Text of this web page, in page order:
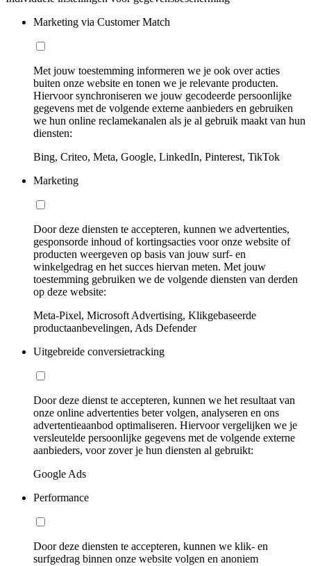
Marketing via Customer Match
Met jouw toestemming informeren we je ook over acties
buiten onze website en tonen we je relevante producten.
Hiervoor synchroniseren we jouw gecodeerde persoonlijke
gegevens met de volgende externe aanbieders en gebruiken
we hun online reclamekanalen als je al gebruik maakt van hun
diensten:
Bing, Criteo, Meta, Google, LinkedIn, Pinterest, TikTok
Marketing
Door deze diensten te accepteren, kunnen we advertenties,
gesponsorde inhoud of kortingsacties voor onze website of
producten weergeven op basis van jouw surf- en
winkelgedrag en het succes hiervan meten. Met jouw
toestemming gebruiken we de volgende diensten van derden
op deze website:
Meta-Pixel, Microsoft Advertising, Klikgebaseerde
productaanbevelingen, Ads Defender
Uitgebreide conversietracking
Door deze dienst te accepteren, kunnen we het resultaat van
onze online advertenties beter volgen, analyseren en ons
advertentieaanbod optimaliseren. Hiervoor vergelijken we je
versleutelde persoonlijke gegevens met de volgende externe
aanbieders, voor zover je hun diensten al gebruikt:
Google Ads
Performance
Door deze diensten te accepteren, kunnen we klik- en
surfgedrag binnen onze website volgen en anoniem